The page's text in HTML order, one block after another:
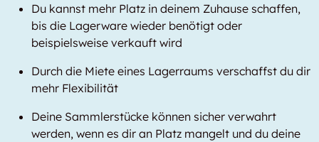
Du kannst mehr Platz in deinem Zuhause schaffen,
bis die Lagerware wieder benötigt oder
beispielsweise verkauft wird
Durch die Miete eines Lagerraums verschaffst du dir
mehr Flexibilität
Deine Sammlerstücke können sicher verwahrt
werden, wenn es dir an Platz mangelt und du deine